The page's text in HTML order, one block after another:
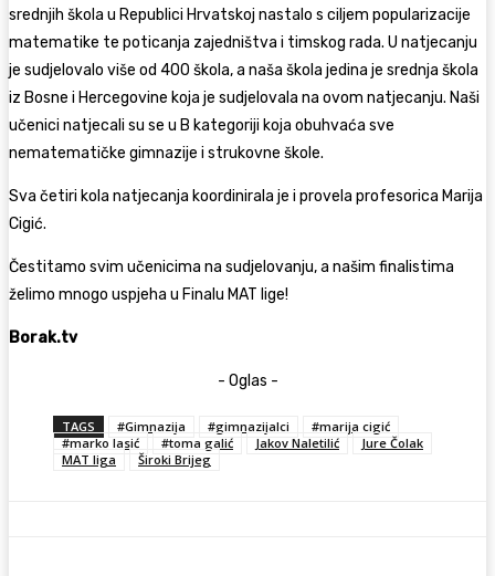
srednjih škola u Republici Hrvatskoj nastalo s ciljem popularizacije
matematike te poticanja zajedništva i timskog rada. U natjecanju
je sudjelovalo više od 400 škola, a naša škola jedina je srednja škola
iz Bosne i Hercegovine koja je sudjelovala na ovom natjecanju. Naši
učenici natjecali su se u B kategoriji koja obuhvaća sve
nematematičke gimnazije i strukovne škole.
Sva četiri kola natjecanja koordinirala je i provela profesorica Marija
Cigić.
Čestitamo svim učenicima na sudjelovanju, a našim finalistima
želimo mnogo uspjeha u Finalu MAT lige!
Borak.tv
- Oglas -
TAGS #Gimnazija #gimnazijalci
#marija cigić
#marko lasić
#toma galić Jakov Naletilić
Jure Čolak
MAT liga
Široki Brijeg